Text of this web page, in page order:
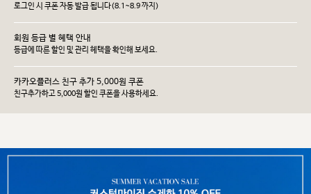
로그인 시 쿠폰 자동 발급 됩니다(8.1~8.9 까지)
회원 등급 별 혜택 안내
등급에 따른 할인 및 관리 헤택을 확인해 보세요.
카카오플러스 친구 추가 5,000원 쿠폰
친구추가하고 5,000원 할인 쿠폰을 사용하세요.